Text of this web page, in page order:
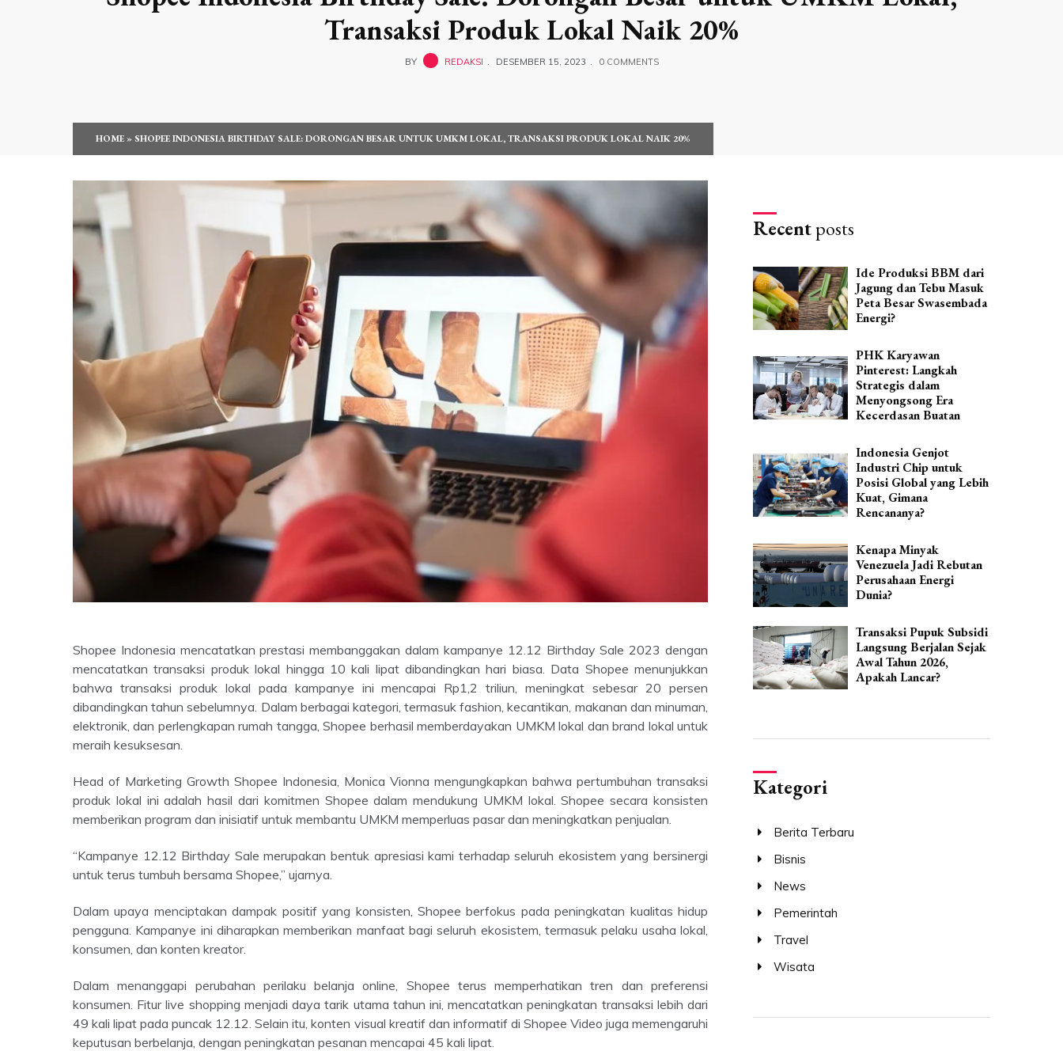
Transaksi Produk Lokal Naik 20%
BY REDAKSI DESEMBER 15, 2023 0 COMMENTS
HOME»SHOPEE INDONESIA BIRTHDAY SALE: DORONGAN BESAR UNTUK UMKM LOKAL, TRANSAKSI PRODUK LOKAL NAIK 20%
Shopee Indonesia mencatatkan prestasi membanggakan dalam kampanye 12.12 Birthday Sale 2023 dengan
mencatatkan transaksi produk lokal hingga 10 kali lipat dibandingkan hari biasa. Data Shopee menunjukkan
bahwa transaksi produk lokal pada kampanye ini mencapai Rp1,2 triliun, meningkat sebesar 20 persen
dibandingkan tahun sebelumnya. Dalam berbagai kategori, termasuk fashion, kecantikan, makanan dan minuman,
elektronik, dan perlengkapan rumah tangga, Shopee berhasil memberdayakan UMKM lokal dan brand lokal untuk
meraih kesuksesan.
Head of Marketing Growth Shopee Indonesia, Monica Vionna mengungkapkan bahwa pertumbuhan transaksi
produk lokal ini adalah hasil dari komitmen Shopee dalam mendukung UMKM lokal. Shopee secara konsisten
memberikan program dan inisiatif untuk membantu UMKM memperluas pasar dan meningkatkan penjualan.
“Kampanye 12.12 Birthday Sale merupakan bentuk apresiasi kami terhadap seluruh ekosistem yang bersinergi
untuk terus tumbuh bersama Shopee,” ujarnya.
Dalam upaya menciptakan dampak positif yang konsisten, Shopee berfokus pada peningkatan kualitas hidup
pengguna. Kampanye ini diharapkan memberikan manfaat bagi seluruh ekosistem, termasuk pelaku usaha lokal,
konsumen, dan konten kreator.
Dalam menanggapi perubahan perilaku belanja online, Shopee terus memperhatikan tren dan preferensi
konsumen. Fitur live shopping menjadi daya tarik utama tahun ini, mencatatkan peningkatan transaksi lebih dari
49 kali lipat pada puncak 12.12. Selain itu, konten visual kreatif dan informatif di Shopee Video juga memengaruhi
keputusan berbelanja, dengan peningkatan pesanan mencapai 45 kali lipat.
Recentposts
Ide Produksi BBM dari
Jagung dan Tebu Masuk
Peta Besar Swasembada
Energi?
PHK Karyawan
Pinterest: Langkah
Strategis dalam
Menyongsong Era
Kecerdasan Buatan
Indonesia Genjot
Industri Chip untuk
Posisi Global yang Lebih
Kuat, Gimana
Rencananya?
Kenapa Minyak
Venezuela Jadi Rebutan
Perusahaan Energi
Dunia?
Transaksi Pupuk Subsidi
Langsung Berjalan Sejak
Awal Tahun 2026,
Apakah Lancar?
Kategori
Berita Terbaru
Bisnis
News
Pemerintah
Travel
Wisata